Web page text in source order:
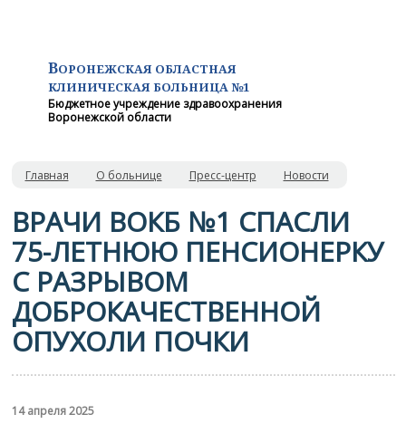
ВОРОНЕЖСКАЯ ОБЛАСТНАЯ
КЛИНИЧЕСКАЯ БОЛЬНИЦА №1
Бюджетное учреждение здравоохранения
Воронежской области
Главная О больнице Пресс-центр Новости
ВРАЧИ ВОКБ №1 СПАСЛИ
75-ЛЕТНЮЮ ПЕНСИОНЕРКУ
С РАЗРЫВОМ
ДОБРОКАЧЕСТВЕННОЙ
ОПУХОЛИ ПОЧКИ
14 апреля 2025